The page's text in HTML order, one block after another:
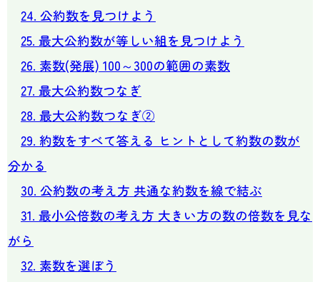
24. 公約数を見つけよう
25. 最大公約数が等しい組を見つけよう
26. 素数(発展) 100～300の範囲の素数
27. 最大公約数つなぎ
28. 最大公約数つなぎ②
29. 約数をすべて答える ヒントとして約数の数が
分かる
30. 公約数の考え方 共通な約数を線で結ぶ
31. 最小公倍数の考え方 大きい方の数の倍数を見な
がら
32. 素数を選ぼう